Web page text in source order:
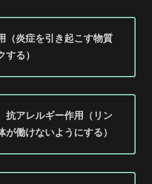
（炎症を引き起こす物質
する）
抗アレルギー作用（リン
が働けないようにする）